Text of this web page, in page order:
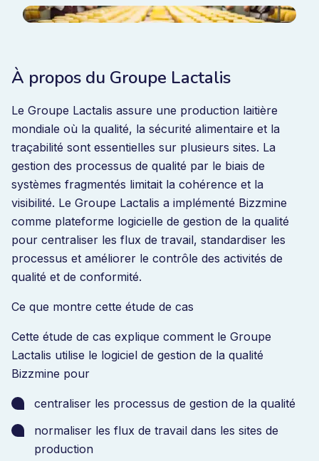
À propos du Groupe Lactalis
Le Groupe Lactalis assure une production laitière
mondiale où la qualité, la sécurité alimentaire et la
traçabilité sont essentielles sur plusieurs sites. La
gestion des processus de qualité par le biais de
systèmes fragmentés limitait la cohérence et la
visibilité. Le Groupe Lactalis a implémenté Bizzmine
comme plateforme logicielle de gestion de la qualité
pour centraliser les flux de travail, standardiser les
processus et améliorer le contrôle des activités de
qualité et de conformité.
Ce que montre cette étude de cas
Cette étude de cas explique comment le Groupe
Lactalis utilise le logiciel de gestion de la qualité
Bizzmine pour
centraliser les processus de gestion de la qualité
normaliser les flux de travail dans les sites de
production